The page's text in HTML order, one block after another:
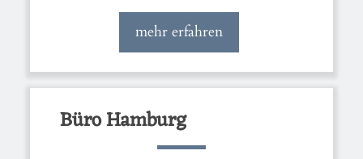
mehr erfahren
Büro Hamburg